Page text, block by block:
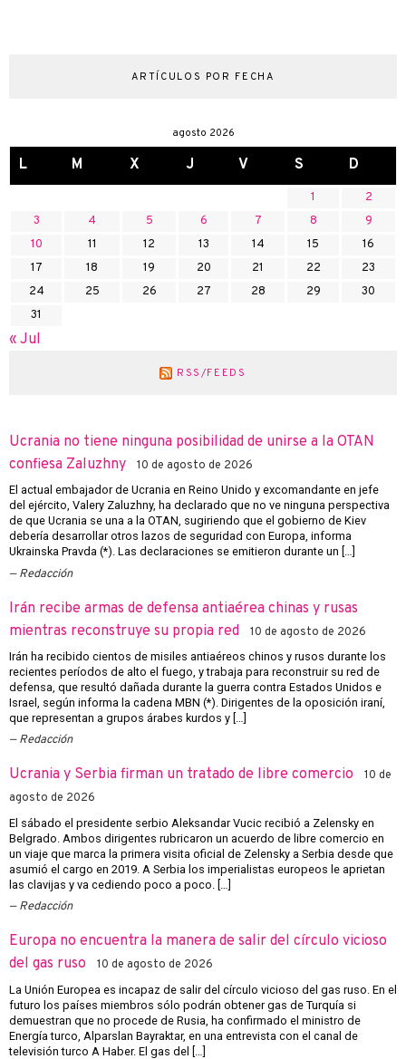
ARTÍCULOS POR FECHA
agosto 2026
L M X J V S D
1
2
3
4 5 6 7 8
9
10
11 12 13 14 15
16
17
18 19 20 21 22
23
24
25 26 27 28 29
30
31
« Jul
RSS/FEEDS
Ucrania no tiene ninguna posibilidad de unirse a la OTAN
confiesa Zaluzhny
10 de agosto de 2026
El actual embajador de Ucrania en Reino Unido y excomandante en jefe
del ejército, Valery Zaluzhny, ha declarado que no ve ninguna perspectiva
de que Ucrania se una a la OTAN, sugiriendo que el gobierno de Kiev
debería desarrollar otros lazos de seguridad con Europa, informa
Ukrainska Pravda (*). Las declaraciones se emitieron durante un […]
Redacción
Irán recibe armas de defensa antiaérea chinas y rusas
mientras reconstruye su propia red
10 de agosto de 2026
Irán ha recibido cientos de misiles antiaéreos chinos y rusos durante los
recientes períodos de alto el fuego, y trabaja para reconstruir su red de
defensa, que resultó dañada durante la guerra contra Estados Unidos e
Israel, según informa la cadena MBN (*). Dirigentes de la oposición iraní,
que representan a grupos árabes kurdos y […]
Redacción
Ucrania y Serbia firman un tratado de libre comercio
10 de
agosto de 2026
El sábado el presidente serbio Aleksandar Vucic recibió a Zelensky en
Belgrado. Ambos dirigentes rubricaron un acuerdo de libre comercio en
un viaje que marca la primera visita oficial de Zelensky a Serbia desde que
asumió el cargo en 2019. A Serbia los imperialistas europeos le aprietan
las clavijas y va cediendo poco a poco. […]
Redacción
Europa no encuentra la manera de salir del círculo vicioso
del gas ruso
10 de agosto de 2026
La Unión Europea es incapaz de salir del círculo vicioso del gas ruso. En el
futuro los países miembros sólo podrán obtener gas de Turquía si
demuestran que no procede de Rusia, ha confirmado el ministro de
Energía turco, Alparslan Bayraktar, en una entrevista con el canal de
televisión turco A Haber. El gas del […]